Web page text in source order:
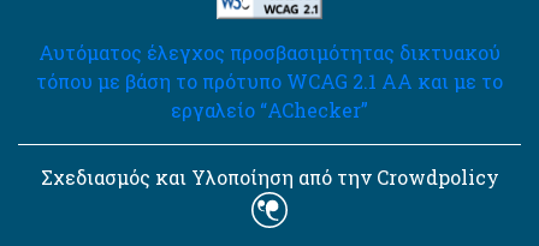
Αυτόματος έλεγχος προσβασιμότητας δικτυακού
τόπου με βάση το πρότυπο WCAG 2.1 AA και με το
εργαλείο “AChecker”
Σχεδιασμός και Υλοποίηση από την Crowdpolicy